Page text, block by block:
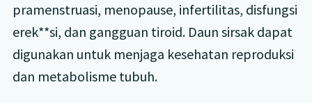
pramenstruasi, menopause, infertilitas, disfungsi
erek**si, dan gangguan tiroid. Daun sirsak dapat
digunakan untuk menjaga kesehatan reproduksi
dan metabolisme tubuh.